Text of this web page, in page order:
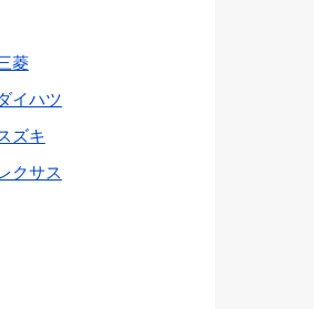
菱
イハツ
ズキ
クサス